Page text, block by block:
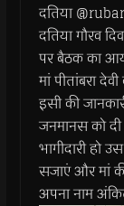
दतिया
दतिया गौरव
पर बैठक का
मां पीतांबरा
इसी की
जनमानस को दी
भागीदारी हो
सजाएं और मां
अपना नाम